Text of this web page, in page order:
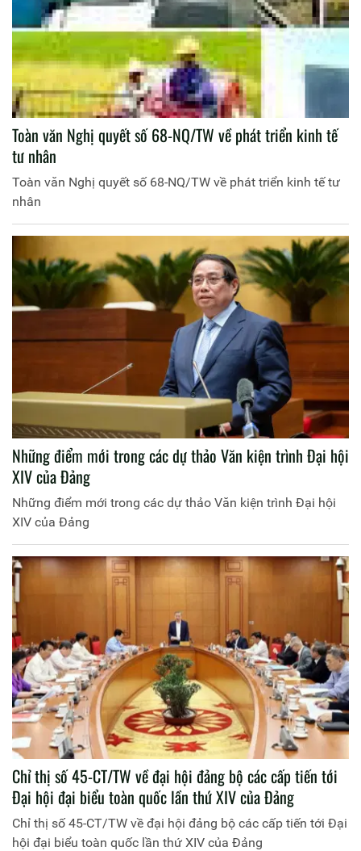
Toàn văn Nghị quyết số 68-NQ/TW về phát triển kinh tế
tư nhân
Toàn văn Nghị quyết số 68-NQ/TW về phát triển kinh tế tư
nhân
Những điểm mới trong các dự thảo Văn kiện trình Đại hội
XIV của Đảng
Những điểm mới trong các dự thảo Văn kiện trình Đại hội
XIV của Đảng
Chỉ thị số 45-CT/TW về đại hội đảng bộ các cấp tiến tới
Đại hội đại biểu toàn quốc lần thứ XIV của Đảng
Chỉ thị số 45-CT/TW về đại hội đảng bộ các cấp tiến tới Đại
hội đại biểu toàn quốc lần thứ XIV của Đảng